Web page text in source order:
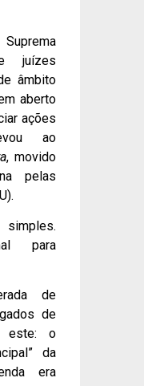
juízes
âmbito
aberto
ações
ao
, movido
pelas
para
de
de
este: o
da
era